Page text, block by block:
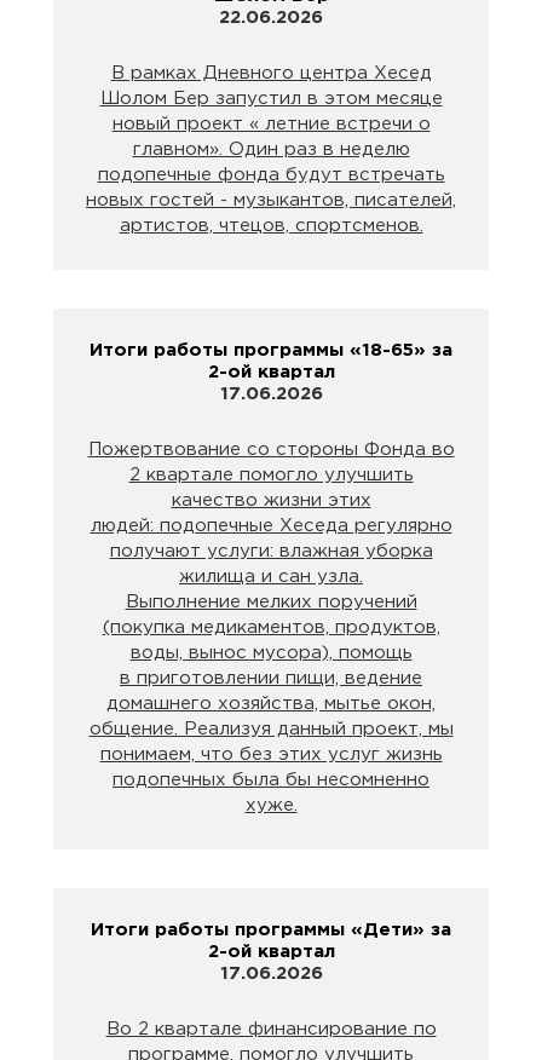
22.06.2026
В рамках Дневного центра Хесед
Шолом Бер запустил в этом месяце
новый проект « летние встречи о
главном». Один раз в неделю
подопечные фонда будут встречать
новых гостей - музыкантов, писателей,
артистов, чтецов, спортсменов.
Итоги работы программы «18-65» за
2-ой квартал
17.06.2026
Пожертвование со стороны Фонда во
2 квартале помогло улучшить
качество жизни этих
людей: подопечные Хеседа регулярно
получают услуги: влажная уборка
жилища и сан узла.
Выполнение мелких поручений
(покупка медикаментов, продуктов,
воды, вынос мусора), помощь
в приготовлении пищи, ведение
домашнего хозяйства, мытье окон,
общение. Реализуя данный проект, мы
понимаем, что без этих услуг жизнь
подопечных была бы несомненно
хуже.
Итоги работы программы «Дети» за
2-ой квартал
17.06.2026
Во 2 квартале финансирование по
программе, помогло улучшить